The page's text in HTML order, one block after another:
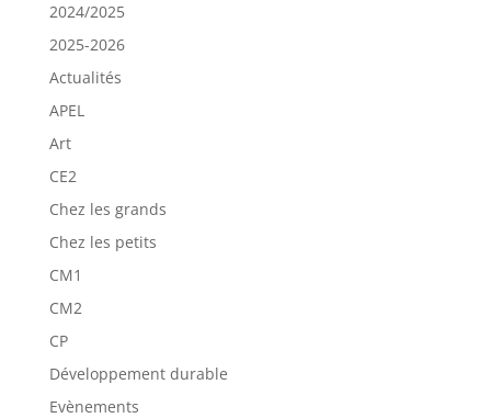
2024/2025
2025-2026
Actualités
APEL
Art
CE2
Chez les grands
Chez les petits
CM1
CM2
CP
Développement durable
Evènements